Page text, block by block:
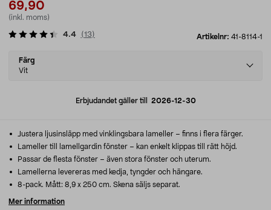
69,90
(inkl. moms)
Artikelnr: 41-8114-1
4.4 (13)
Select
variant
Färg
Vit
Erbjudandet gäller till 2026-12-30
Justera ljusinsläpp med vinklingsbara lameller – finns i flera färger.
Lameller till lamellgardin fönster – kan enkelt klippas till rätt höjd.
Passar de flesta fönster – även stora fönster och uterum.
Lamellerna levereras med kedja, tyngder och hängare.
8-pack. Mått: 8,9 x 250 cm. Skena säljs separat.
Mer information